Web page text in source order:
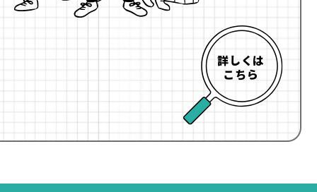
詳しくは
こちら